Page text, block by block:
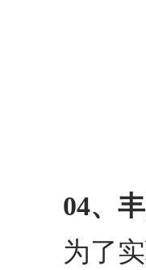
04、丰
为了实